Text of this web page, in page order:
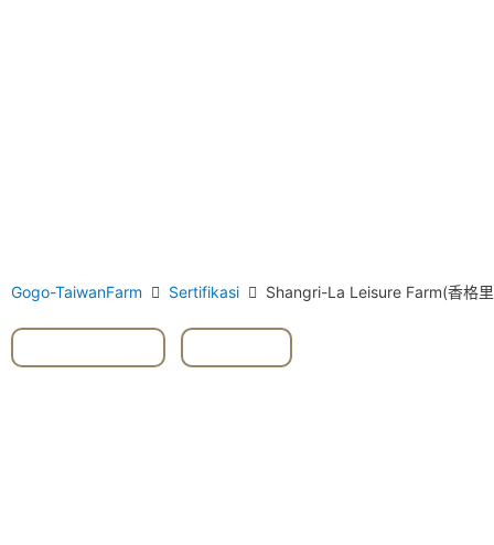
Gogo-TaiwanFarm Sertifikasi Shangri-La Leisure Farm(香格